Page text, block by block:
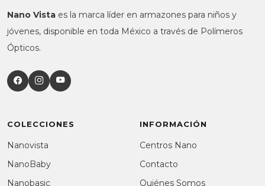
Nano Vista es la marca líder en armazones para niños y
jóvenes, disponible en toda México a través de Polímeros
Ópticos.
COLECCIONES
Nanovista
NanoBaby
Nanobasic
INFORMACIÓN
Centros Nano
Contacto
Quiénes Somos